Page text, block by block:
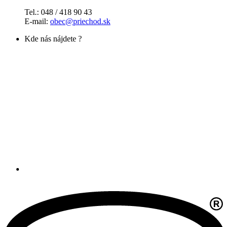
Tel.: 048 / 418 90 43
E-mail: obec@priechod.sk
Kde nás nájdete ?